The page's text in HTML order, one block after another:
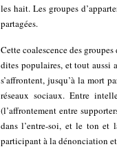
les hait. Les groupes
partagées.
Cette coalescence des
dites populaires, et tout aussi
s’affrontent, jusqu’à la mort
réseaux sociaux. Entre
(l’affrontement entre
dans l’entre-soi, et le ton et
participant à la dénonciation